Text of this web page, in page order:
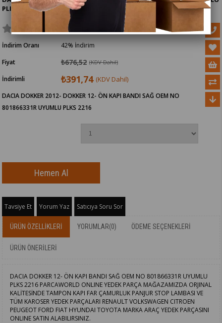
PLKS 2216
İndirim Oranı %
42
İndirim
Fiyat
₺676,52 (KDV Dahil)
İndirimli ₺391,74 (KDV Dahil)
DACIA DOKKER 2012- DOKKER 12- ÖN KAPI BANDI SAĞ OEM NO
801866331R UYUMLU PLKS 2216
Tavsiye Et Yorum Yaz Satıcıya Soru Sor
ÜRÜN ÖZELLIKLERI YORUMLAR(0) ÖDEME SEÇENEKLERI
ÜRÜN ÖNERILERI
DACIA DOKKER 12- ÖN KAPI BANDI SAĞ OEM NO 801866331R UYUMLU
PLKS 2216 PARCAWORLD ONLINE YEDEK PARÇA MAĞAZAMIZDA ORJINAL
KALİTESİNDE TAMPON KAPI FAR ÇAMURLUK PANJUR STOP LAMBASI VE
TÜM KAROSER YEDEK PARÇALARI RENAULT VOLKSWAGEN CITROEN
PEUGEOT FORD FIAT HYUNDAI TOYOTA MARKA ARAÇ YEDEK PARÇASINI
ONLINE SATIN ALABILIRSINIZ.